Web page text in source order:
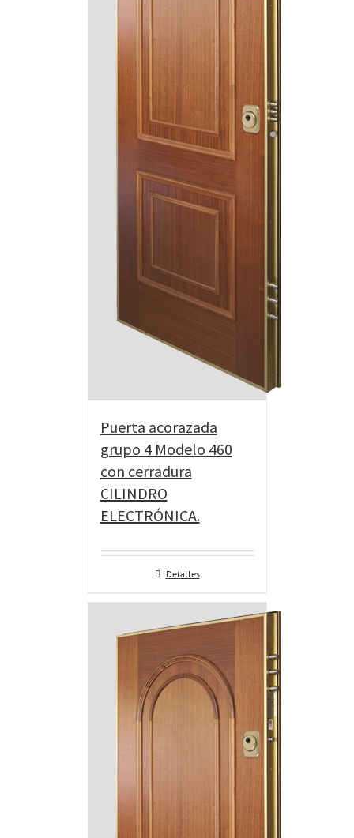
Puerta acorazada
grupo 4 Modelo 460
con cerradura
CILINDRO
ELECTRÓNICA.
Detalles